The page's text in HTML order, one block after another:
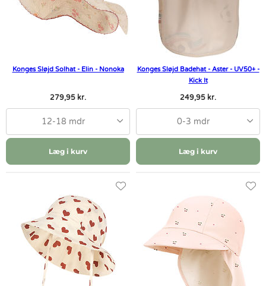
Konges Sløjd Solhat - Elin - Nonoka
279,95 kr.
12-18 mdr
Læg i kurv
Konges Sløjd Badehat - Aster - UV50+ -
Kick It
249,95 kr.
0-3 mdr
Læg i kurv